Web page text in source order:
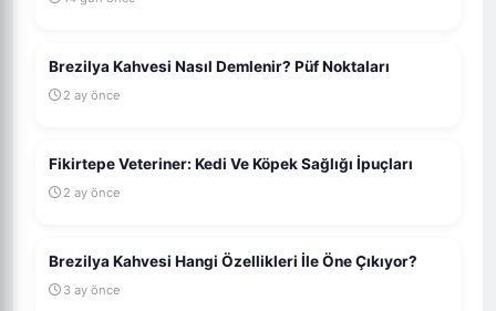
Brezilya Kahvesi Nasıl Demlenir? Püf Noktaları
2 ay önce
Fikirtepe Veteriner: Kedi Ve Köpek Sağlığı İpuçları
2 ay önce
Brezilya Kahvesi Hangi Özellikleri İle Öne Çıkıyor?
3 ay önce